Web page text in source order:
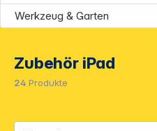
Werkzeug & Garten
Zubehör iPad
24 Produkte